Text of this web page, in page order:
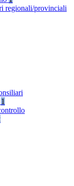
regionali/provinciali
1